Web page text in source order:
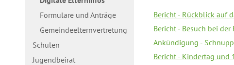
Formulare und Anträge
Gemeindeelternvertretung
Schulen
Jugendbeirat
Bericht - Rückblick auf
Bericht - Besuch bei der
Ankündigung -
Bericht - Kindertag und